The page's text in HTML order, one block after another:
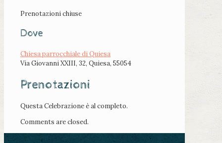
Prenotazioni chiuse
Dove
Chiesa parrocchiale di Quiesa
Via Giovanni XXIII, 32, Quiesa, 55054
Prenotazioni
Questa Celebrazione è al completo.
Comments are closed.